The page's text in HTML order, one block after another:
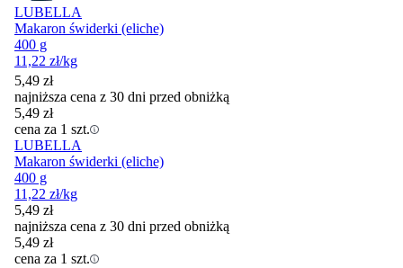
LUBELLA
Makaron świderki (eliche)
400 g
11,22 zł/kg
5,49 zł
najniższa cena z 30 dni przed obniżką
5,49 zł
cena za 1 szt.
LUBELLA
Makaron świderki (eliche)
400 g
11,22 zł/kg
5,49 zł
najniższa cena z 30 dni przed obniżką
5,49 zł
cena za 1 szt.